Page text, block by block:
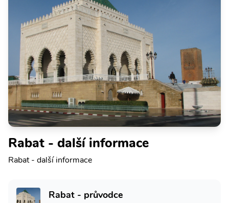
Rabat - další informace
Rabat - další informace
Rabat - průvodce